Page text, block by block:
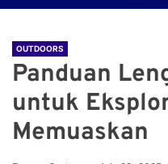
OUTDOORS
Panduan
untuk
Memuaskan